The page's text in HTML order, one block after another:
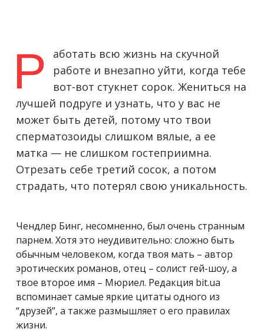
Р
аботать всю жизнь на скучной
работе и внезапно уйти, когда тебе
вот-вот стукнет сорок. Жениться на
лучшей подруге и узнать, что у вас не
может быть детей, потому что твои
сперматозоиды слишком вялые, а ее
матка — не слишком гостеприимна.
Отрезать себе третий сосок, а потом
страдать, что потерял свою уникальность.
Чендлер Бинг, несомненно, был очень странным
парнем. Хотя это неудивительно: сложно быть
обычным человеком, когда твоя мать – автор
эротических романов, отец – солист гей-шоу, а
твое второе имя – Мюриел. Редакция bit.ua
вспоминает самые яркие цитаты одного из
“друзей”, а также размышляет о его правилах
жизни.